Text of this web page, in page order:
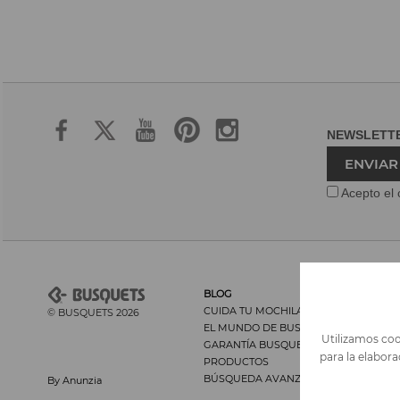
ENVIAR
Acepto el
© BUSQUETS 2026
By Anunzia
BLOG
CUIDA TU MOCHILA Y SU ESPALDA
EL MUNDO DE BUSQUETS
GARANTÍA BUSQUETS
PRODUCTOS
BÚSQUEDA AVANZADA
Utilizamos
para la